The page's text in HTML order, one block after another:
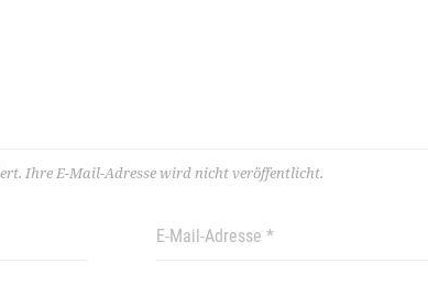
Ihre E-Mail-Adresse wird nicht veröffentlicht.